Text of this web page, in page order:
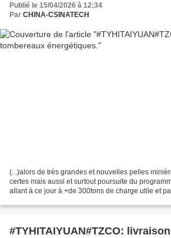
Publié le 15/04/2026 à 12:34
Par CHINA-CSINATECH
(...)alors de très grandes et nouvelles pelles
certes mais aussi et surtout poursuite du
allant à ce jour à +de 300tons de charge utile et
#TYHITAIYUAN#TZCO: